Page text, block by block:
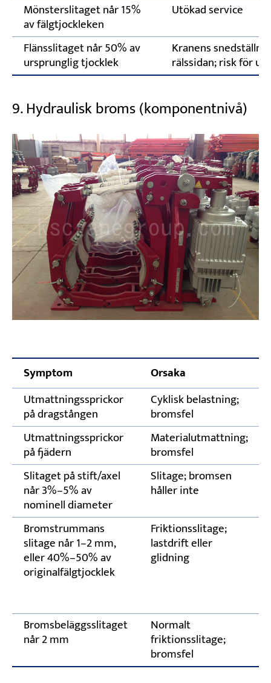
Mönsterslitaget når 15%
av fälgtjockleken
Utökad service
Flänsslitaget når 50% av
ursprunglig tjocklek
Kranens
rälssidan; risk för
9. Hydraulisk broms (komponentnivå)
Symptom Orsaka
Utmattningssprickor
på dragstången
Cyklisk belastning;
bromsfel
Utmattningssprickor
på fjädern
Materialutmattning;
bromsfel
Slitaget på stift/axel
når 3%–5% av
nominell diameter
Slitage; bromsen
håller inte
Bromstrummans
slitage når 1–2 mm,
eller 40%–50% av
originalfälgtjocklek
Friktionsslitage;
lastdrift eller
glidning
Bromsbeläggsslitaget
når 2 mm
Normalt
friktionsslitage;
bromsfel